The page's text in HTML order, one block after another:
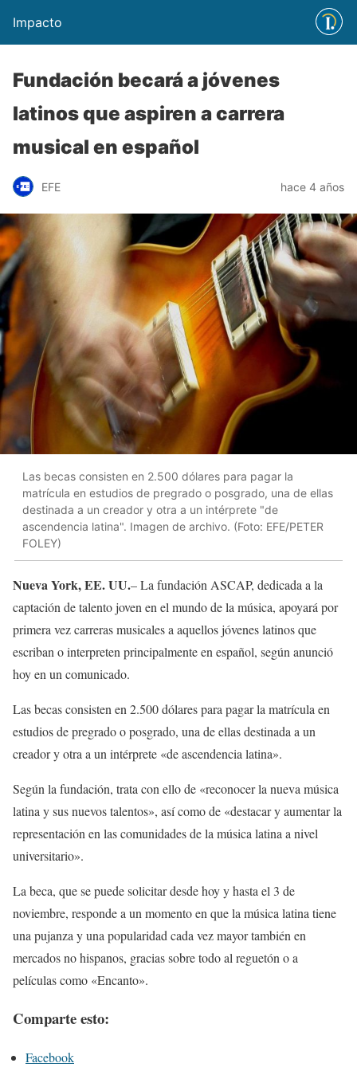
Impacto
Fundación becará a jóvenes
latinos que aspiren a carrera
musical en español
EFE hace 4 años
Las becas consisten en 2.500 dólares para pagar la
matrícula en estudios de pregrado o posgrado, una de ellas
destinada a un creador y otra a un intérprete "de
ascendencia latina". Imagen de archivo. (Foto: EFE/PETER
FOLEY)
Nueva York, EE. UU.– La fundación ASCAP, dedicada a la
captación de talento joven en el mundo de la música, apoyará por
primera vez carreras musicales a aquellos jóvenes latinos que
escriban o interpreten principalmente en español, según anunció
hoy en un comunicado.
Las becas consisten en 2.500 dólares para pagar la matrícula en
estudios de pregrado o posgrado, una de ellas destinada a un
creador y otra a un intérprete «de ascendencia latina».
Según la fundación, trata con ello de «reconocer la nueva música
latina y sus nuevos talentos», así como de «destacar y aumentar la
representación en las comunidades de la música latina a nivel
universitario».
La beca, que se puede solicitar desde hoy y hasta el 3 de
noviembre, responde a un momento en que la música latina tiene
una pujanza y una popularidad cada vez mayor también en
mercados no hispanos, gracias sobre todo al reguetón o a
películas como «Encanto».
Comparte esto:
Facebook